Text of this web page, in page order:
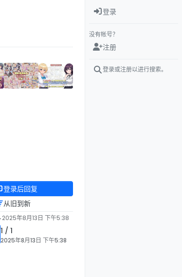
登录后回复
从旧到新
2025年8月13日 下午5:38
1 / 1
2025年8月13日 下午5:38
登录
没有帐号？
注册
登录或注册以进行搜索。